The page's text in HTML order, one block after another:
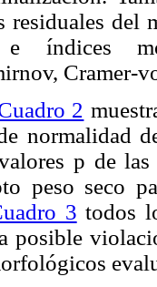
residuales del
índices
Cramer-
2
normalidad
p de
peso seco
3 todos
posible